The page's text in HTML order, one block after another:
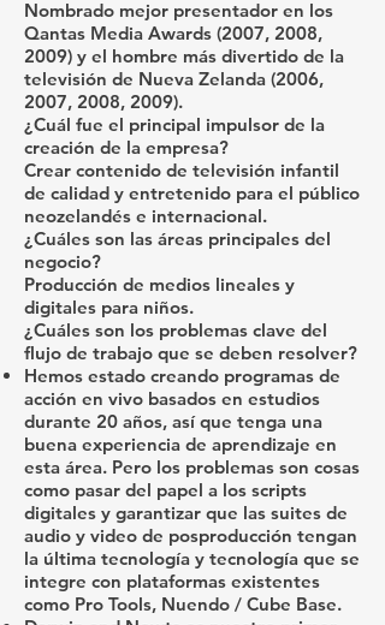
Nombrado mejor presentador en los
Qantas Media Awards (2007, 2008,
2009) y el hombre más divertido de la
televisión de Nueva Zelanda (2006,
2007, 2008, 2009).
¿Cuál fue el principal impulsor de la
creación de la empresa?
Crear contenido de televisión infantil
de calidad y entretenido para el público
neozelandés e internacional.
¿Cuáles son las áreas principales del
negocio?
Producción de medios lineales y
digitales para niños.
¿Cuáles son los problemas clave del
flujo de trabajo que se deben resolver?
Hemos estado creando programas de
acción en vivo basados en estudios
durante 20 años, así que tenga una
buena experiencia de aprendizaje en
esta área. Pero los problemas son cosas
como pasar del papel a los scripts
digitales y garantizar que las suites de
audio y video de posproducción tengan
la última tecnología y tecnología que se
integre con plataformas existentes
como Pro Tools, Nuendo / Cube Base.